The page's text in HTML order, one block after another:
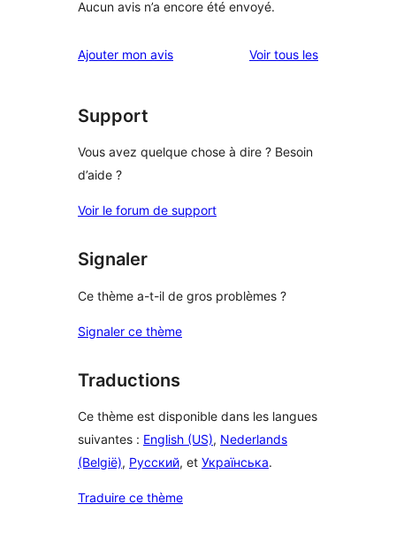
Aucun avis n’a encore été envoyé.
Ajouter mon avis Voir tous lesavis
Support
Vous avez quelque chose à dire ? Besoin
d’aide ?
Voir le forum de support
Signaler
Ce thème a-t-il de gros problèmes ?
Signaler ce thème
Traductions
Ce thème est disponible dans les langues
suivantes : English (US), Nederlands
(België), Русский, et Українська.
Traduire ce thème